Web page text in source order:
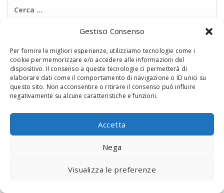
Gestisci Consenso
Per fornire le migliori esperienze, utilizziamo tecnologie come i
cookie per memorizzare e/o accedere alle informazioni del
dispositivo. Il consenso a queste tecnologie ci permetterà di
elaborare dati come il comportamento di navigazione o ID unici su
questo sito. Non acconsentire o ritirare il consenso può influire
negativamente su alcune caratteristiche e funzioni.
Accetta
Nega
Visualizza le preferenze
© 2020 Digital Touch Menu. Menu realizzato da